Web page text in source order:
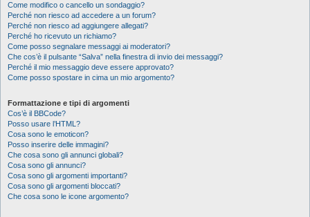
Come modifico o cancello un sondaggio?
Perché non riesco ad accedere a un forum?
Perché non riesco ad aggiungere allegati?
Perché ho ricevuto un richiamo?
Come posso segnalare messaggi ai moderatori?
Che cos’è il pulsante “Salva” nella finestra di invio dei messaggi?
Perché il mio messaggio deve essere approvato?
Come posso spostare in cima un mio argomento?
Formattazione e tipi di argomenti
Cos’è il BBCode?
Posso usare l’HTML?
Cosa sono le emoticon?
Posso inserire delle immagini?
Che cosa sono gli annunci globali?
Cosa sono gli annunci?
Cosa sono gli argomenti importanti?
Cosa sono gli argomenti bloccati?
Che cosa sono le icone argomento?